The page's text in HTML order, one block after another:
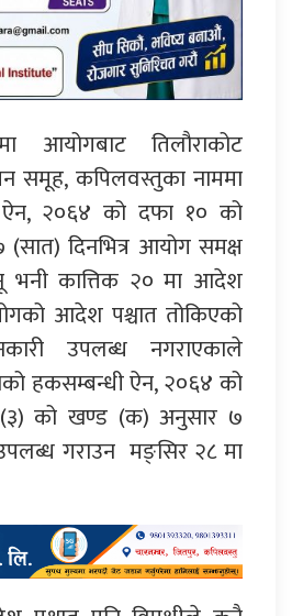
आयोगबाट तिलौराकोट
समूह, कपिलवस्तुका नाममा
२०६४ को दफा १० को
दिनभित्र आयोग समक्ष
भनी कात्तिक २० मा आदेश
आदेश पश्चात तोकिएको
उपलब्ध नगराएकाले
हकसम्बन्धी ऐन, २०६४ को
को खण्ड (क) अनुसार ७
गराउन मङ्सिर २८ मा